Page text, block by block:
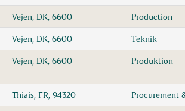
Vejen, DK, 6600 Production
Vejen, DK, 6600 Teknik
Vejen, DK, 6600 Produktion
Thiais, FR, 94320 Procurement